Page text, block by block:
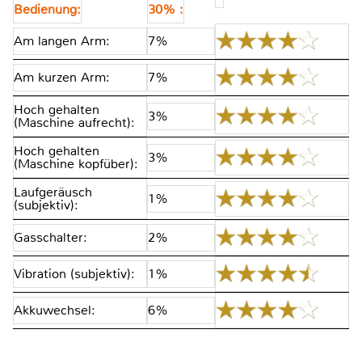
Bedienung:
30% :
Am langen Arm:
7%
Am kurzen Arm:
7%
Hoch gehalten
(Maschine aufrecht): 3%
Hoch gehalten
(Maschine kopfüber): 3%
Laufgeräusch
(subjektiv): 1%
Gasschalter: 2%
Vibration (subjektiv): 1%
Akkuwechsel: 6%